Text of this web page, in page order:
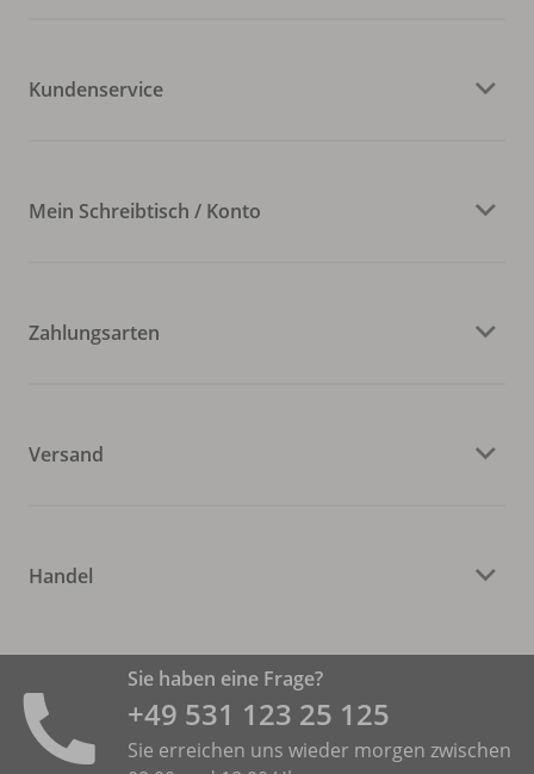
Kundenservice
Mein Schreibtisch / Konto
Zahlungsarten
Versand
Handel
Sie haben eine Frage?
+49 531 ­123 25 125
Sie erreichen uns wieder morgen zwischen